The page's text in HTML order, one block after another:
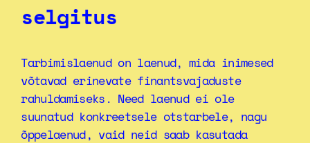
selgitus
Tarbimislaenud on laenud, mida inimesed
võtavad erinevate finantsvajaduste
rahuldamiseks. Need laenud ei ole
suunatud konkreetsele otstarbele, nagu
õppelaenud, vaid neid saab kasutada